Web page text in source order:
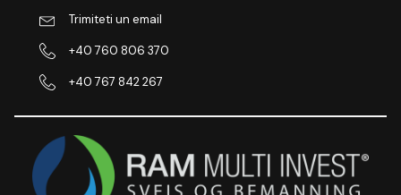
Trimiteti un email
+40 760 806 370
+40 767 842 267